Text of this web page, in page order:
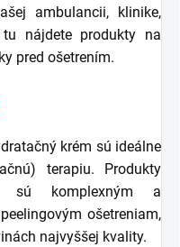
ambulancii, klinike,
nájdete produkty na
pred ošetrením.
krém sú ideálne
terapiu. Produkty
sú komplexným a
ošetreniam,
najvyššej kvality.